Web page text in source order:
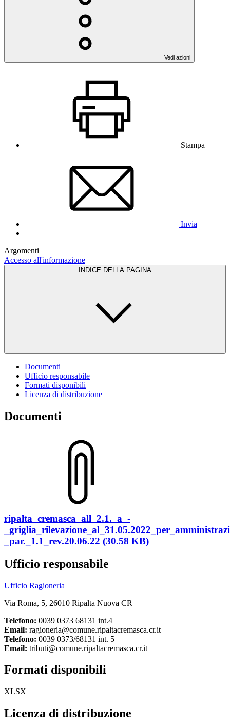
Vedi azioni
Stampa
Invia
Argomenti
Accesso all'informazione
INDICE DELLA PAGINA
Documenti
Ufficio responsabile
Formati disponibili
Licenza di distribuzione
Documenti
ripalta_cremasca_all_2.1._a_-
_par._1.1_rev.20.06.22 (30.58 KB)
Ufficio responsabile
Ufficio Ragioneria
Via Roma, 5, 26010 Ripalta Nuova CR
Telefono: 0039 0373 68131 int.4
Email: ragioneria@comune.ripaltacremasca.cr.it
Telefono: 0039 0373/68131 int. 5
Email: tributi@comune.ripaltacremasca.cr.it
Formati disponibili
XLSX
Licenza di distribuzione